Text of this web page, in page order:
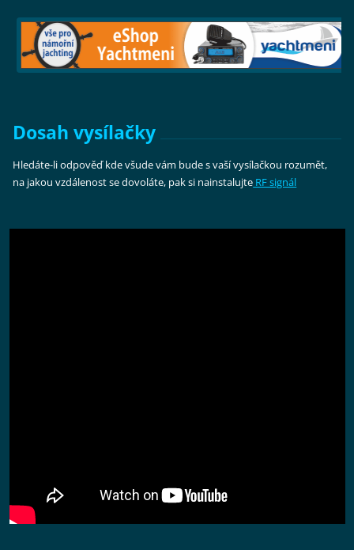
Dosah vysílačky
Hledáte-li odpověď kde všude vám bude s vaší vysílačkou rozumět,
na jakou vzdálenost se dovoláte, pak si nainstalujte RF signál